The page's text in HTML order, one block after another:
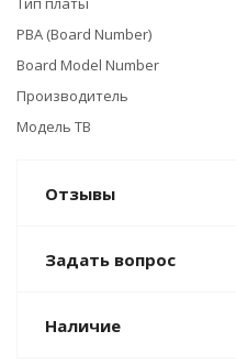
PBA (Board Number)
Board Model Number
Производитель
Модель ТВ
Отзывы
Задать вопрос
Наличие